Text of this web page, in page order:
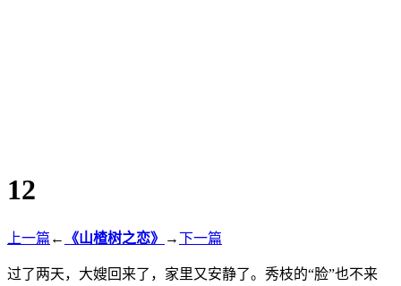
12
上一篇 ← 《山楂树之恋》 →下一篇
过了两天，大嫂回来了，家里又安静了。秀枝的“脸”也不来